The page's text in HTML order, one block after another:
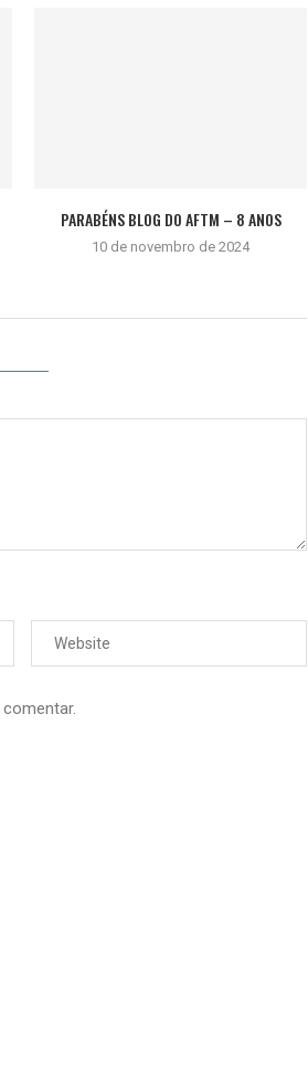
PARABÉNS BLOG DO AFTM – 8 ANOS
10 de novembro de 2024